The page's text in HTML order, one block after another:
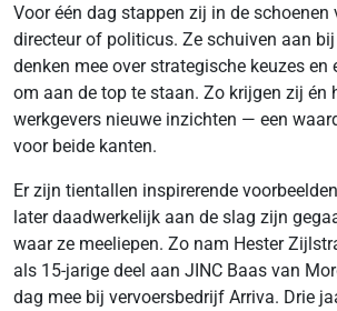
Voor één dag stappen zij in de schoenen
directeur of politicus. Ze schuiven aan
denken mee over strategische keuzes en
om aan de top te staan. Zo krijgen zij én
werkgevers nieuwe inzichten — een
voor beide kanten.
Er zijn tientallen inspirerende
later daadwerkelijk aan de slag zijn
waar ze meeliepen. Zo nam Hester
als 15-jarige deel aan JINC Baas van
dag mee bij vervoersbedrijf Arriva. Drie